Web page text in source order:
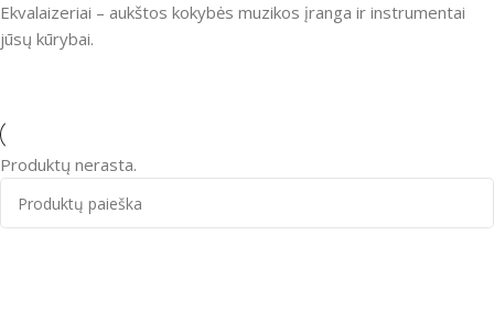
Ekvalaizeriai – aukštos kokybės muzikos įranga ir instrumentai
jūsų kūrybai.
Produktų nerasta.